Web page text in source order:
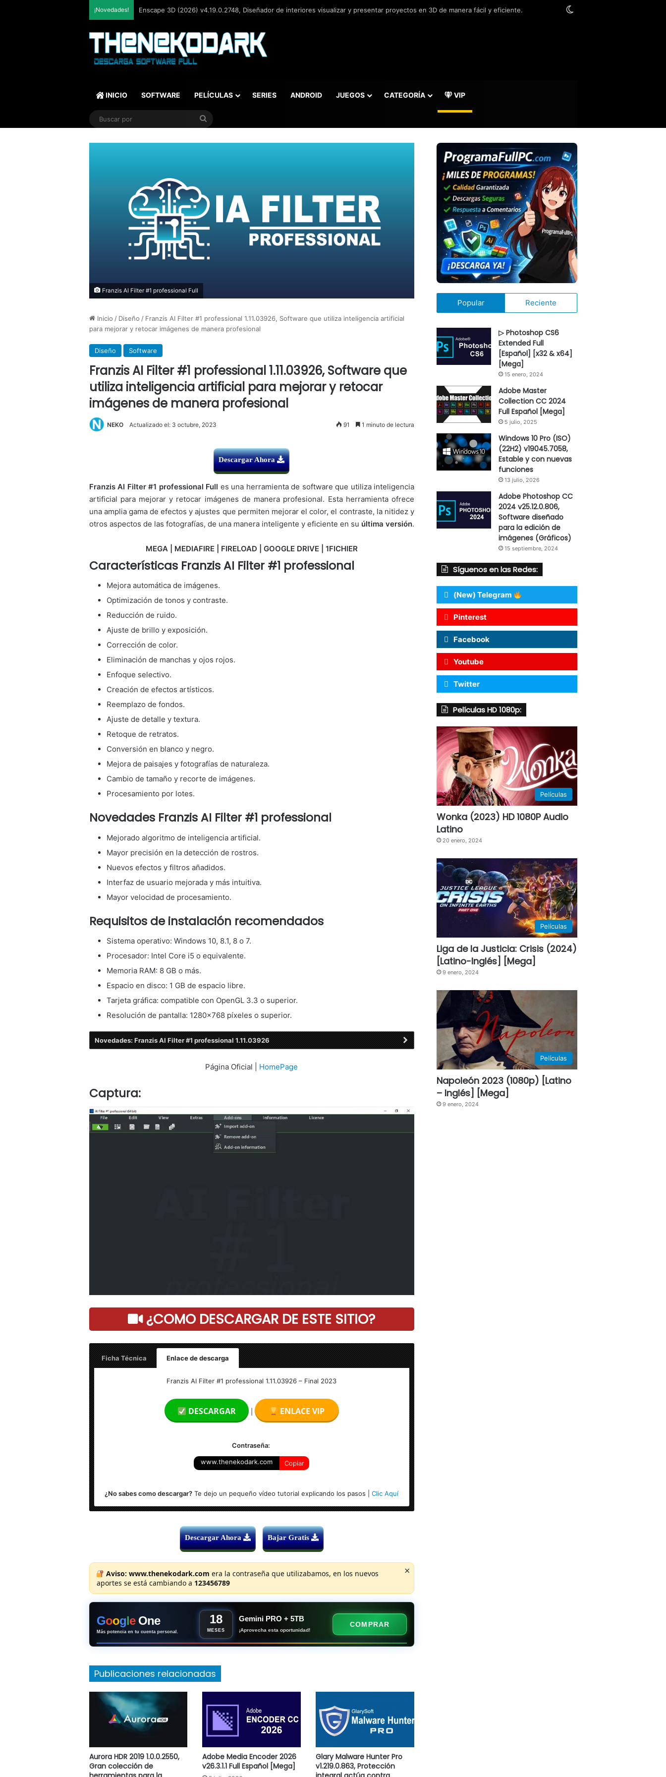
¡Novedades! Enscape 3D (2026) v4.19.0.2748, Diseñador de interiores visualizar y presentar proyectos en 3D de manera fácil y eficiente.
INICIO SOFTWARE PELÍCULAS SERIES ANDROID JUEGOS CATEGORÍA VIP
Buscar
Franzis AI Filter #1 professional Full
Inicio / Diseño / Franzis AI Filter #1 professional 1.11.03926, Software que utiliza inteligencia artificial
para mejorar y retocar imágenes de manera profesional
Diseño Software
Franzis AI Filter #1 professional 1.11.03926, Software que
utiliza inteligencia artificial para mejorar y retocar
imágenes de manera profesional
NEKO Actualizado el: 3 octubre, 2023 91 1 minuto de lectura
Descargar Ahora
Franzis AI Filter #1 professional Full es una herramienta de software que utiliza inteligencia
artificial para mejorar y retocar imágenes de manera profesional. Esta herramienta ofrece
una amplia gama de efectos y ajustes que permiten mejorar el color, el contraste, la nitidez y
otros aspectos de las fotografías, de una manera inteligente y eficiente en su última versión.
MEGA | MEDIAFIRE | FIRELOAD | GOOGLE DRIVE | 1FICHIER
Características Franzis AI Filter #1 professional
Mejora automática de imágenes.
Optimización de tonos y contraste.
Reducción de ruido.
Ajuste de brillo y exposición.
Corrección de color.
Eliminación de manchas y ojos rojos.
Enfoque selectivo.
Creación de efectos artísticos.
Reemplazo de fondos.
Ajuste de detalle y textura.
Retoque de retratos.
Conversión en blanco y negro.
Mejora de paisajes y fotografías de naturaleza.
Cambio de tamaño y recorte de imágenes.
Procesamiento por lotes.
Novedades Franzis AI Filter #1 professional
Mejorado algoritmo de inteligencia artificial.
Mayor precisión en la detección de rostros.
Nuevos efectos y filtros añadidos.
Interfaz de usuario mejorada y más intuitiva.
Mayor velocidad de procesamiento.
Requisitos de instalación recomendados
Sistema operativo: Windows 10, 8.1, 8 o 7.
Procesador: Intel Core i5 o equivalente.
Memoria RAM: 8 GB o más.
Espacio en disco: 1 GB de espacio libre.
Tarjeta gráfica: compatible con OpenGL 3.3 o superior.
Resolución de pantalla: 1280×768 píxeles o superior.
Novedades: Franzis AI Filter #1 professional 1.11.03926
Página Oficial | HomePage
Captura:
¿COMO DESCARGAR DE ESTE SITIO?
Ficha Técnica
Enlace de descarga
Idioma: Multilenguaje
Sistema Operativo: Windows (x86 & x64-bits)
Franzis AI Filter #1 professional 1.11.03926 – Final 2023
DESCARGAR | ENLACE VIP
Contraseña:
www.thenekodark.com Copiar
¿No sabes como descargar? Te dejo un pequeño vídeo tutorial explicando los pasos |Clic Aquí
Descargar Ahora Bajar Gratis
Aviso: www.thenekodark.com era la contraseña que utilizabamos, en los nuevos
aportes se está cambiando a 123456789
×
Google One
Más potencia en tu cuenta personal.
18
MESES
Gemini PRO + 5TB
¡Aprovecha esta oportunidad!
COMPRAR
Publicaciones relacionadas
Aurora HDR 2019 1.0.0.2550,
Gran colección de
Adobe Media Encoder 2026
v26.3.1.1 Full Español [Mega]
Glary Malware Hunter Pro
v1.219.0.863, Protección
Popular Reciente
▷ Photoshop CS6
Extended Full
[Español] [x32 & x64]
[Mega]
15 enero, 2024
Adobe Master
Collection CC 2024
Full Español [Mega]
5 julio, 2025
Windows 10 Pro (ISO)
(22H2) v19045.7058,
Estable y con nuevas
funciones
13 julio, 2026
Adobe Photoshop CC
2024 v25.12.0.806,
Software diseñado
para la edición de
imágenes (Gráficos)
15 septiembre, 2024
Síguenos en las Redes:
(New) Telegram
Pinterest
Facebook
Youtube
Twitter
Películas HD 1080p:
Películas
Wonka (2023) HD 1080P Audio
Latino
20 enero, 2024
Películas
Liga de la Justicia: Crisis (2024)
[Latino-Inglés] [Mega]
9 enero, 2024
Películas
Napoleón 2023 (1080p) [Latino
– Inglés] [Mega]
9 enero, 2024